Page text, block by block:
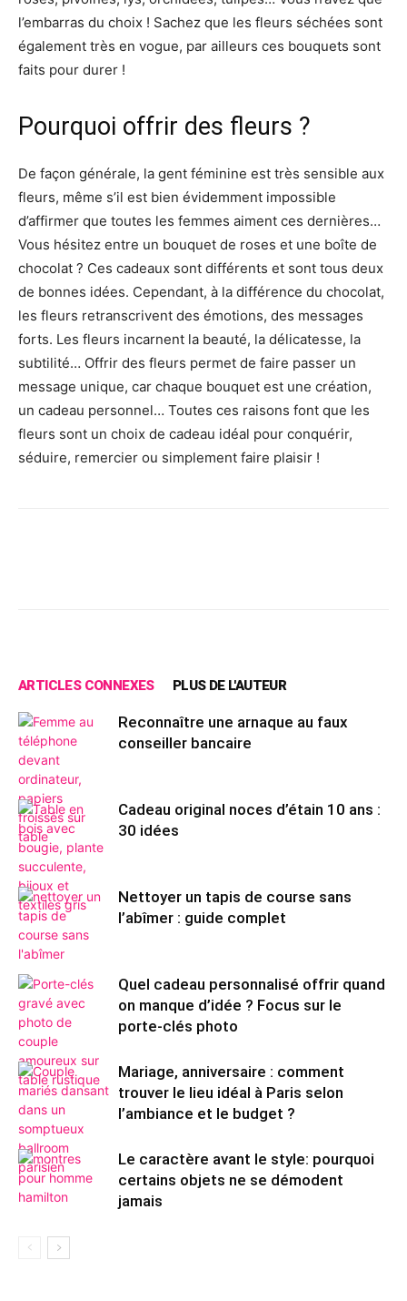
l’embarras du choix ! Sachez que les fleurs séchées sont
également très en vogue, par ailleurs ces bouquets sont
faits pour durer !
Pourquoi offrir des fleurs ?
De façon générale, la gent féminine est très sensible aux
fleurs, même s’il est bien évidemment impossible
d’affirmer que toutes les femmes aiment ces dernières…
Vous hésitez entre un bouquet de roses et une boîte de
chocolat ? Ces cadeaux sont différents et sont tous deux
de bonnes idées. Cependant, à la différence du chocolat,
les fleurs retranscrivent des émotions, des messages
forts. Les fleurs incarnent la beauté, la délicatesse, la
subtilité… Offrir des fleurs permet de faire passer un
message unique, car chaque bouquet est une création,
un cadeau personnel… Toutes ces raisons font que les
fleurs sont un choix de cadeau idéal pour conquérir,
séduire, remercier ou simplement faire plaisir !
ARTICLES CONNEXES PLUS DE L'AUTEUR
Reconnaître une arnaque au faux
conseiller bancaire
Cadeau original noces d’étain 10 ans :
30 idées
Nettoyer un tapis de course sans
l’abîmer : guide complet
Quel cadeau personnalisé offrir quand
on manque d’idée ? Focus sur le
porte-clés photo
Mariage, anniversaire : comment
trouver le lieu idéal à Paris selon
l’ambiance et le budget ?
Le caractère avant le style: pourquoi
certains objets ne se démodent
jamais